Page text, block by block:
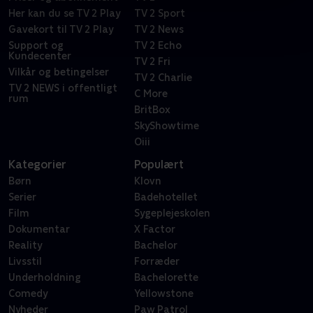
Her kan du se TV 2 Play
Gavekort til TV 2 Play
Support og
Kundecenter
Vilkår og betingelser
TV 2 NEWS i offentligt
rum
TV 2 Sport
TV 2 News
TV 2 Echo
TV 2 Fri
TV 2 Charlie
C More
BritBox
SkyShowtime
Oiii
Kategorier
Børn
Serier
Film
Dokumentar
Reality
Livsstil
Underholdning
Comedy
Nyheder
Populært
Klovn
Badehotellet
Sygeplejeskolen
X Factor
Bachelor
Forræder
Bachelorette
Yellowstone
Paw Patrol